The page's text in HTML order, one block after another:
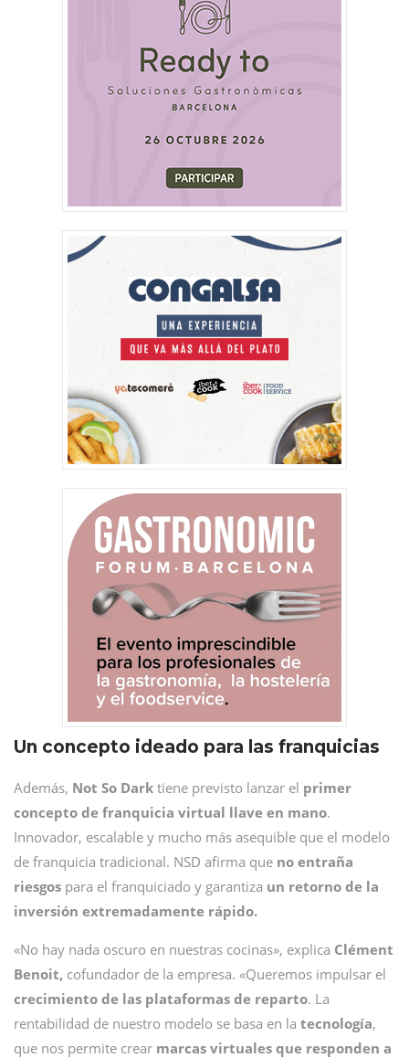
Un concepto ideado para las franquicias
Además, Not So Dark tiene previsto lanzar el primer
concepto de franquicia virtual llave en mano.
Innovador, escalable y mucho más asequible que el modelo
de franquicia tradicional. NSD afirma que no entraña
riesgos para el franquiciado y garantiza un retorno de la
inversión extremadamente rápido.
«No hay nada oscuro en nuestras cocinas», explica Clément
Benoit, cofundador de la empresa. «Queremos impulsar el
crecimiento de las plataformas de reparto. La
rentabilidad de nuestro modelo se basa en la tecnología,
que nos permite crear marcas virtuales que responden a